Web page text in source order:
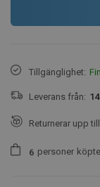
Tillgänglighet:
Leverans från:
Returnerar upp
6 personer